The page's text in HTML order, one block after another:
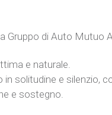
Gruppo di Auto Mutuo
e naturale.
solitudine e silenzio,
e sostegno.